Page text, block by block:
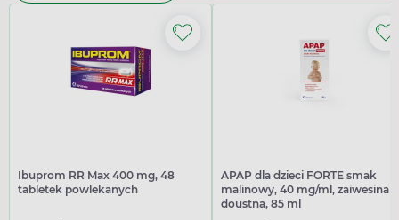
Ibuprom RR Max 400 mg, 48
tabletek powlekanych
APAP dla dzieci FORTE smak
malinowy, 40 mg/ml, zaiwesina
doustna, 85 ml